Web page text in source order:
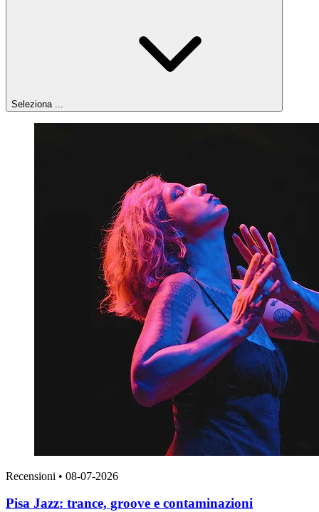
Seleziona ...
Recensioni • 08-07-2026
Pisa Jazz: trance, groove e contaminazioni